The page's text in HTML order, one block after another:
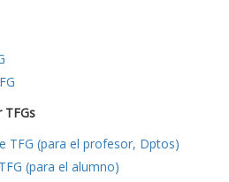
TFG (para el profesor, Dptos)
(para el alumno)